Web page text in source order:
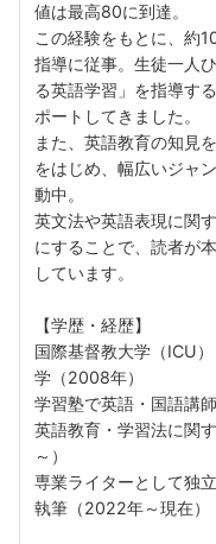
値は最高80に到達。
この経験をもとに、約
指導に従事。生徒一人
る英語学習」を指導す
ポートしてきました。
また、英語教育の知見
をはじめ、幅広いジャ
動中。
英文法や英語表現に関
にすることで、読者が
しています。
【学歴・経歴】
国際基督教大学（ICU
学（2008年）
学習塾で英語・国語講
英語教育・学習法に関
～）
専業ライターとして独
執筆（2022年～現在）